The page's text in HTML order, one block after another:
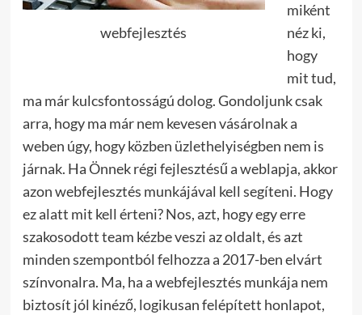
webfejlesztés
miként
néz ki,
hogy
mit tud,
ma már kulcsfontosságú dolog. Gondoljunk csak
arra, hogy ma már nem kevesen vásárolnak a
weben úgy, hogy közben üzlethelyiségben nem is
járnak. Ha Önnek régi fejlesztésű a weblapja, akkor
azon webfejlesztés munkájával kell segíteni. Hogy
ez alatt mit kell érteni? Nos, azt, hogy egy erre
szakosodott team kézbe veszi az oldalt, és azt
minden szempontból felhozza a 2017-ben elvárt
színvonalra. Ma, ha a webfejlesztés munkája nem
biztosít jól kinéző, logikusan felépített honlapot,